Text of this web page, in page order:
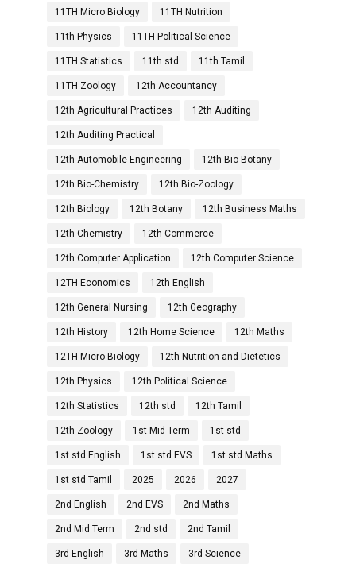
11TH Micro Biology 11TH Nutrition
11th Physics 11TH Political Science
11TH Statistics 11th std 11th Tamil
11TH Zoology 12th Accountancy
12th Agricultural Practices 12th Auditing
12th Auditing Practical
12th Automobile Engineering 12th Bio-Botany
12th Bio-Chemistry 12th Bio-Zoology
12th Biology 12th Botany 12th Business Maths
12th Chemistry 12th Commerce
12th Computer Application 12th Computer Science
12TH Economics 12th English
12th General Nursing 12th Geography
12th History 12th Home Science 12th Maths
12TH Micro Biology 12th Nutrition and Dietetics
12th Physics 12th Political Science
12th Statistics 12th std 12th Tamil
12th Zoology 1st Mid Term 1st std
1st std English 1st std EVS 1st std Maths
1st std Tamil 2025 2026 2027
2nd English 2nd EVS 2nd Maths
2nd Mid Term 2nd std 2nd Tamil
3rd English 3rd Maths 3rd Science